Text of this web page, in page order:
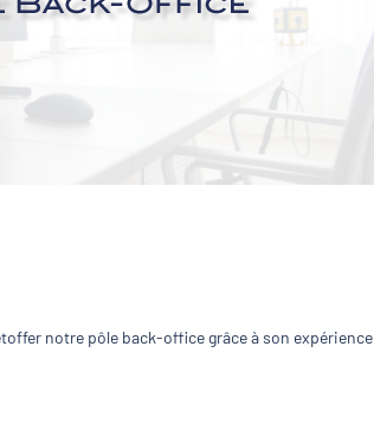
notre pôle back-office grâce à son expérience